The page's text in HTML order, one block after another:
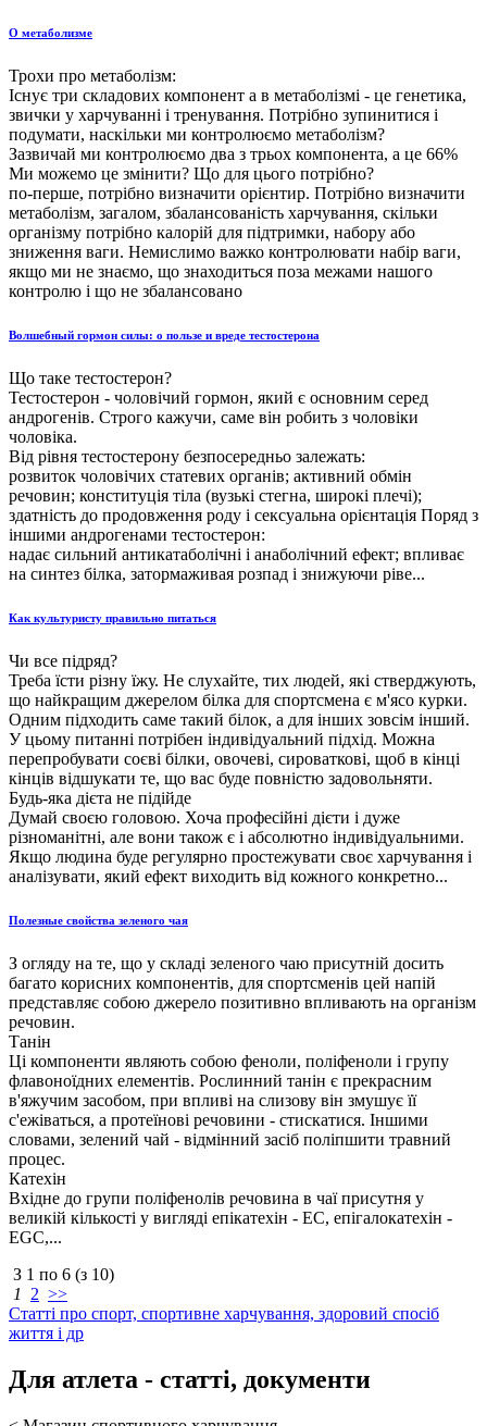
О метаболизме
Трохи про метаболізм:
Існує три складових компонент а в метаболізмі - це генетика,
звички у харчуванні і тренування. Потрібно зупинитися і
подумати, наскільки ми контролюємо метаболізм?
Зазвичай ми контролюємо два з трьох компонента, а це 66%
Ми можемо це змінити? Що для цього потрібно?
по-перше, потрібно визначити орієнтир. Потрібно визначити
метаболізм, загалом, збалансованість харчування, скільки
організму потрібно калорій для підтримки, набору або
зниження ваги. Немислимо важко контролювати набір ваги,
якщо ми не знаємо, що знаходиться поза межами нашого
контролю і що не збалансовано
Волшебный гормон силы: о пользе и вреде тестостерона
Що таке тестостерон?
Тестостерон - чоловічий гормон, який є основним серед
андрогенів. Строго кажучи, саме він робить з чоловіки
чоловіка.
Від рівня тестостерону безпосередньо залежать:
розвиток чоловічих статевих органів; активний обмін
речовин; конституція тіла (вузькі стегна, широкі плечі);
здатність до продовження роду і сексуальна орієнтація Поряд з
іншими андрогенами тестостерон:
надає сильний антикатаболічні і анаболічний ефект; впливає
на синтез білка, затормаживая розпад і знижуючи ріве...
Как культуристу правильно питаться
Чи все підряд?
Треба їсти різну їжу. Не слухайте, тих людей, які стверджують,
що найкращим джерелом білка для спортсмена є м'ясо курки.
Одним підходить саме такий білок, а для інших зовсім інший.
У цьому питанні потрібен індивідуальний підхід. Можна
перепробувати соєві білки, овочеві, сироваткові, щоб в кінці
кінців відшукати те, що вас буде повністю задовольняти.
Будь-яка дієта не підійде
Думай своєю головою. Хоча професійні дієти і дуже
різноманітні, але вони також є і абсолютно індивідуальними.
Якщо людина буде регулярно простежувати своє харчування і
аналізувати, який ефект виходить від кожного конкретно...
Полезные свойства зеленого чая
З огляду на те, що у складі зеленого чаю присутній досить
багато корисних компонентів, для спортсменів цей напій
представляє собою джерело позитивно впливають на організм
речовин.
Танін
Ці компоненти являють собою феноли, поліфеноли і групу
флавоноїдних елементів. Рослинний танін є прекрасним
в'яжучим засобом, при впливі на слизову він змушує її
с'ежіваться, а протеїнові речовини - стискатися. Іншими
словами, зелений чай - відмінний засіб поліпшити травний
процес.
Катехін
Вхідне до групи поліфенолів речовина в чаї присутня у
великій кількості у вигляді епікатехін - EC, епігалокатехін -
EGC,...
З 1 по 6 (з 10)
1
2 >>
Статті про спорт, спортивне харчування, здоровий спосіб
життя і др
Для атлета - статті, документи